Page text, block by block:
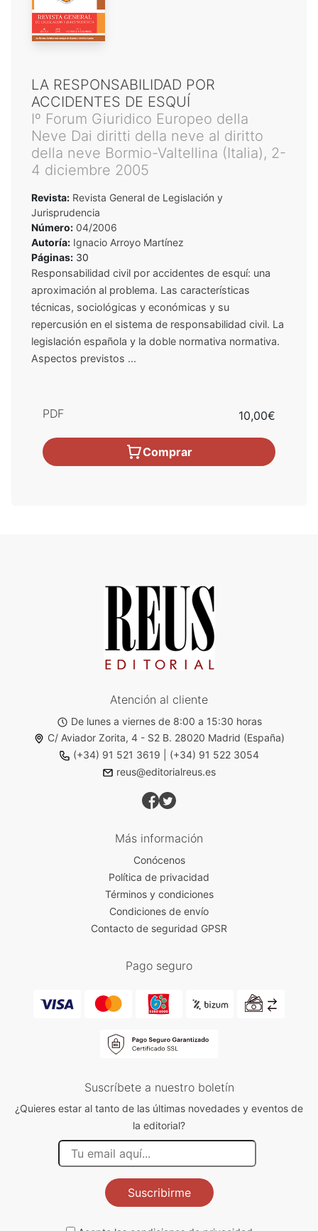
LA RESPONSABILIDAD POR
ACCIDENTES DE ESQUÍ
Iº Forum Giuridico Europeo della
Neve Dai diritti della neve al diritto
della neve Bormio-Valtellina (Italia), 2-
4 diciembre 2005
Revista: Revista General de Legislación y
Jurisprudencia
Número: 04/2006
Autoría: Ignacio Arroyo Martínez
Páginas: 30
Responsabilidad civil por accidentes de esquí: una
aproximación al problema. Las características
técnicas, sociológicas y económicas y su
repercusión en el sistema de responsabilidad civil. La
legislación española y la doble normativa normativa.
Aspectos previstos ...
PDF 10,00€
Comprar
Atención al cliente
De lunes a viernes de 8:00 a 15:30 horas
C/ Aviador Zorita, 4 - S2 B. 28020 Madrid (España)
(+34) 91 521 3619
(+34) 91 522 3054
reus@editorialreus.es
Más información
Conócenos
Política de privacidad
Términos y condiciones
Condiciones de envío
Contacto de seguridad GPSR
Pago seguro
Suscríbete a nuestro boletín
¿Quieres estar al tanto de las últimas novedades y eventos de
la editorial?
Suscribirme